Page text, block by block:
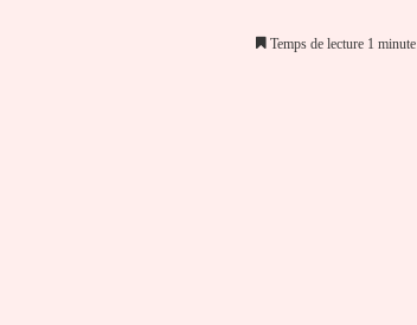
Temps de lecture 1 minute